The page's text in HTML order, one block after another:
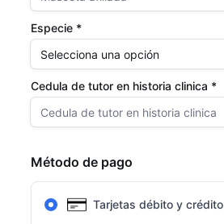
Especie *
Cedula de tutor en historia clinica *
Método de pago
Tarjetas débito y crédito